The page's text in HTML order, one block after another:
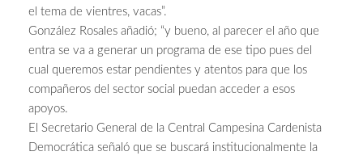
el tema de vientres, vacas”.
González Rosales añadió; “y bueno, al parecer el año que
entra se va a generar un programa de ese tipo pues del
cual queremos estar pendientes y atentos para que los
compañeros del sector social puedan acceder a esos
apoyos.
El Secretario General de la Central Campesina Cardenista
Democrática señaló que se buscará institucionalmente la